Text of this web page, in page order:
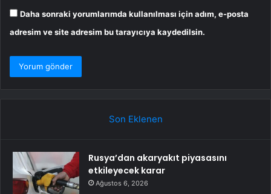
Daha sonraki yorumlarımda kullanılması için adım, e-posta
adresim ve site adresim bu tarayıcıya kaydedilsin.
Son Eklenen
Rusya’dan akaryakıt piyasasını
etkileyecek karar
Ağustos 6, 2026